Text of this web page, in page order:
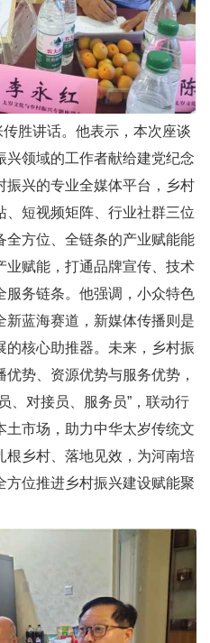
胜讲话。他表示，本次座谈
领域的工作者献给建党纪念
振兴的专业全媒体平台，乡村
短视频矩阵、行业社群三位
全方位、全链条的产业赋能能
业赋能，打通品牌宣传、技术
服务链条。他强调，小众特色
新蓝海赛道，新媒体传播则是
核心助推器。未来，乡村振
势、资源优势与服务优势，
、对接员、服务员”，联动行
土市场，助力中华太岁传统文
根乡村、落地见效，为河南培
位推进乡村振兴建设赋能聚